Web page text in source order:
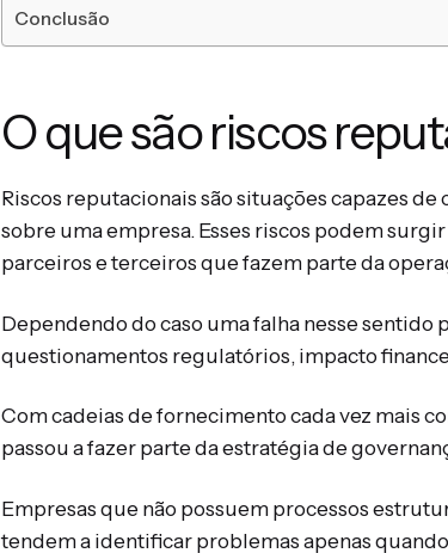
Conclusão
O que são riscos
Riscos reputacionais são situações capazes
sobre uma empresa. Esses riscos podem
parceiros e terceiros que fazem parte da
Dependendo do caso uma falha nesse
questionamentos regulatórios, impacto
Com cadeias de fornecimento cada vez mais
passou a fazer parte da estratégia de
Empresas que não possuem processos
tendem a identificar problemas apenas quando